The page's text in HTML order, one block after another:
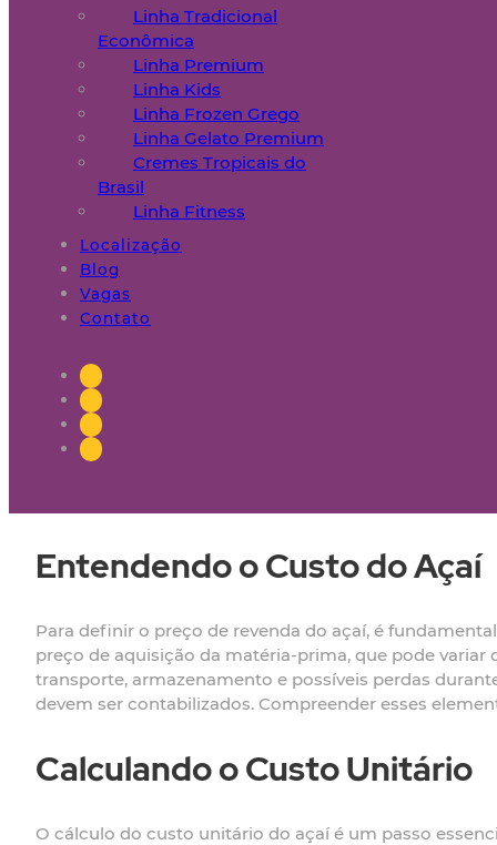
Linha Tradicional
Econômica
Linha Premium
Linha Kids
Linha Frozen Grego
Linha Gelato Premium
Cremes Tropicais do
Brasil
Linha Fitness
Localização
Blog
Vagas
Contato
Entendendo o Custo do Açaí
Para definir o preço de revenda do açaí, é
preço de aquisição da matéria-prima, que pode
transporte, armazenamento e possíveis perdas
devem ser contabilizados. Compreender esses
Calculando o Custo Unitário
O cálculo do custo unitário do açaí é um passo